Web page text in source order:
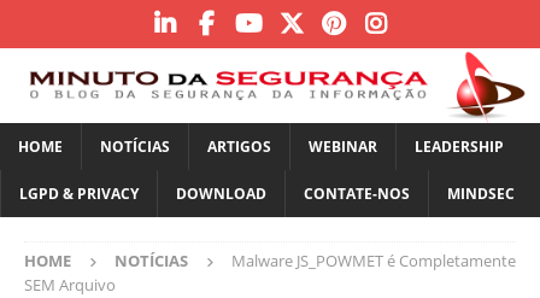
HOME NOTÍCIAS ARTIGOS WEBINAR LEADERSHIP
LGPD & PRIVACY DOWNLOAD CONTATE-NOS MINDSEC
HOME NOTÍCIAS
Malware JS_POWMET é Completamente
SEM Arquivo